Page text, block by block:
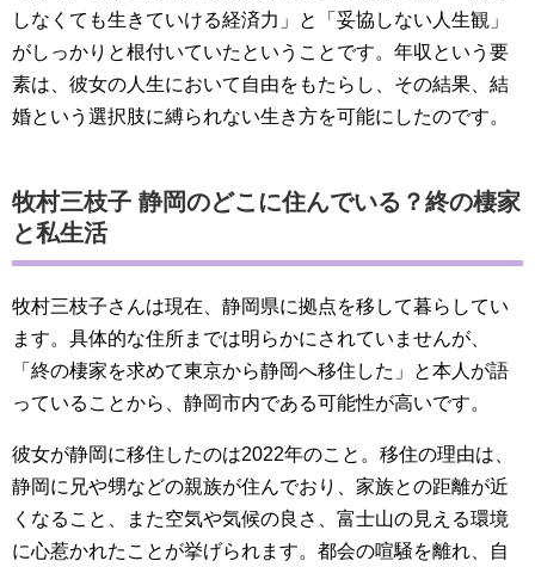
しなくても生きていける経済力」と「妥協しない人生観」
がしっかりと根付いていたということです。年収という要
素は、彼女の人生において自由をもたらし、その結果、結
婚という選択肢に縛られない生き方を可能にしたのです。
牧村三枝子 静岡のどこに住んでいる？終の棲家
と私生活
牧村三枝子さんは現在、静岡県に拠点を移して暮らしてい
ます。具体的な住所までは明らかにされていませんが、
「終の棲家を求めて東京から静岡へ移住した」と本人が語
っていることから、静岡市内である可能性が高いです。
彼女が静岡に移住したのは2022年のこと。移住の理由は、
静岡に兄や甥などの親族が住んでおり、家族との距離が近
くなること、また空気や気候の良さ、富士山の見える環境
に心惹かれたことが挙げられます。都会の喧騒を離れ、自